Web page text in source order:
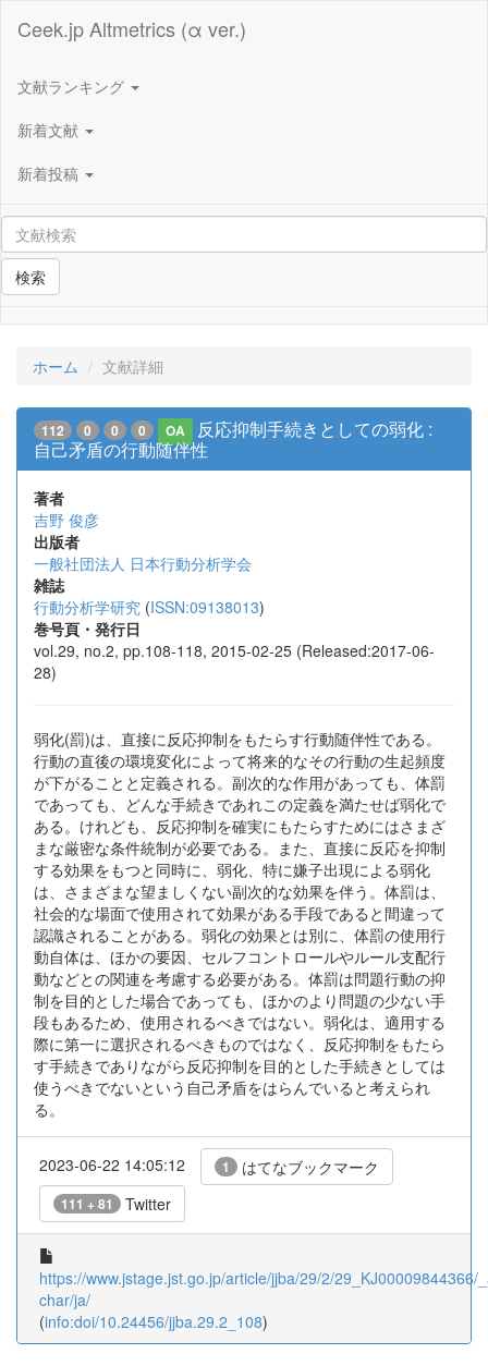
Ceek.jp Altmetrics (α ver.)
文献ランキング
新着文献
新着投稿
検索
ホーム 文献詳細
112 0 0 0 OA
反応抑制手続きとしての弱化 :
自己矛盾の行動随伴性
著者
吉野 俊彦
出版者
一般社団法人 日本行動分析学会
雑誌
行動分析学研究 (ISSN:09138013)
巻号頁・発行日
vol.29, no.2, pp.108-118, 2015-02-25 (Released:2017-06-
28)
弱化(罰)は、直接に反応抑制をもたらす行動随伴性である。
行動の直後の環境変化によって将来的なその行動の生起頻度
が下がることと定義される。副次的な作用があっても、体罰
であっても、どんな手続きであれこの定義を満たせば弱化で
ある。けれども、反応抑制を確実にもたらすためにはさまざ
まな厳密な条件統制が必要である。また、直接に反応を抑制
する効果をもつと同時に、弱化、特に嫌子出現による弱化
は、さまざまな望ましくない副次的な効果を伴う。体罰は、
社会的な場面で使用されて効果がある手段であると間違って
認識されることがある。弱化の効果とは別に、体罰の使用行
動自体は、ほかの要因、セルフコントロールやルール支配行
動などとの関連を考慮する必要がある。体罰は問題行動の抑
制を目的とした場合であっても、ほかのより問題の少ない手
段もあるため、使用されるべきではない。弱化は、適用する
際に第一に選択されるべきものではなく、反応抑制をもたら
す手続きでありながら反応抑制を目的とした手続きとしては
使うべきでないという自己矛盾をはらんでいると考えられ
る。
2023-06-22 14:05:12 1 はてなブックマーク
111 + 81 Twitter
https://www.jstage.jst.go.jp/article/jjba/29/2/29_KJ00009844366/
char/ja/
(info:doi/10.24456/jjba.29.2_108)